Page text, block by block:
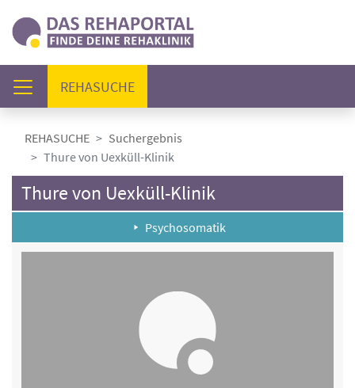
REHASUCHE(AKTUELL)
REHASUCHE
Suchergebnis
Thure von Uexküll-Klinik
Thure von Uexküll-Klinik
Psychosomatik